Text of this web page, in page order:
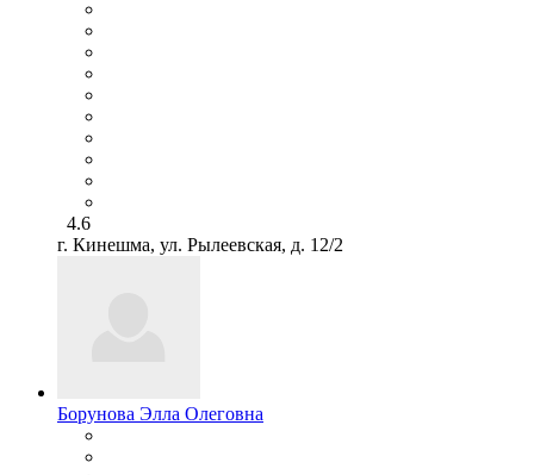
4.6
г. Кинешма, ул. Рылеевская, д. 12/2
Борунова Элла Олеговна